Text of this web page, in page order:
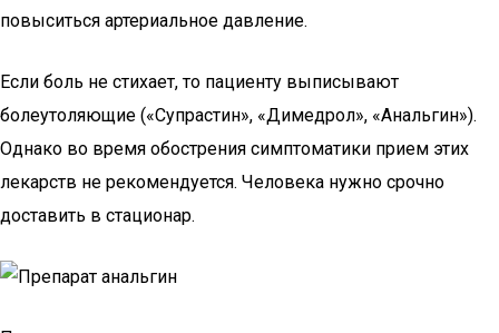
повыситься артериальное давление.
Если боль не стихает, то пациенту выписывают
болеутоляющие («Супрастин», «Димедрол», «Анальгин»).
Однако во время обострения симптоматики прием этих
лекарств не рекомендуется. Человека нужно срочно
доставить в стационар.